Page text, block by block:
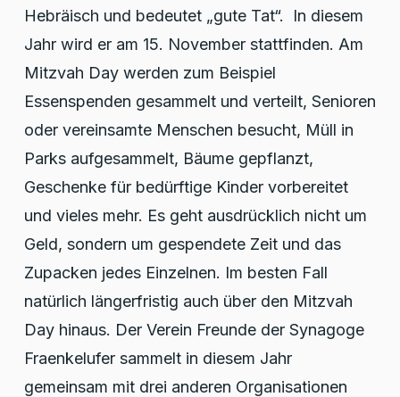
Hebräisch und bedeutet „gute Tat“. In diesem
Jahr wird er am 15. November stattfinden. Am
Mitzvah Day werden zum Beispiel
Essenspenden gesammelt und verteilt, Senioren
oder vereinsamte Menschen besucht, Müll in
Parks aufgesammelt, Bäume gepflanzt,
Geschenke für bedürftige Kinder vorbereitet
und vieles mehr. Es geht ausdrücklich nicht um
Geld, sondern um gespendete Zeit und das
Zupacken jedes Einzelnen. Im besten Fall
natürlich längerfristig auch über den Mitzvah
Day hinaus. Der Verein Freunde der Synagoge
Fraenkelufer sammelt in diesem Jahr
gemeinsam mit drei anderen Organisationen